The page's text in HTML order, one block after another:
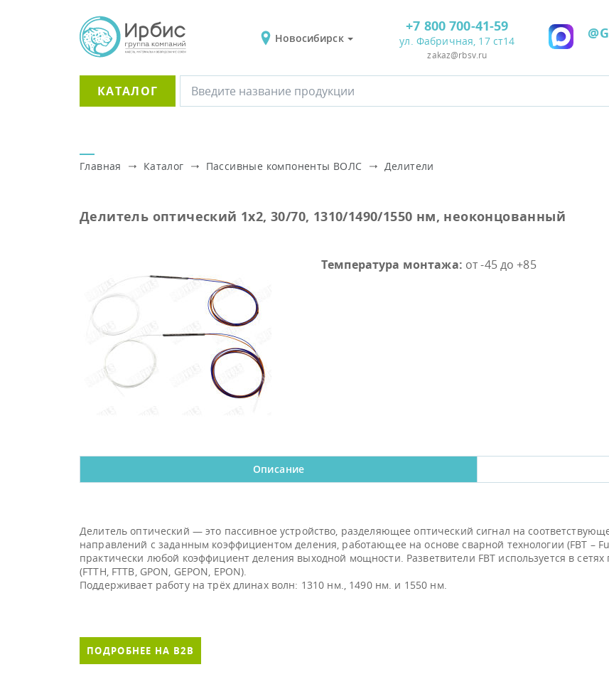
Новосибирск
+7 800 700-41-59
ул. Фабричная, 17 ст14
zakaz@rbsv.ru
КАТАЛОГ
Главная Каталог Пассивные компоненты ВОЛС Делители
Делитель оптический 1x2, 30/70, 1310/1490/1550 нм, неоконцованный
Температура монтажа: от -45 до +85
Описание
Делитель оптический — это пассивное устройство, разделяющее оптический сигнал на
направлений с заданным коэффициентом деления, работающее на основе сварной технологии (FBT –
практически любой коэффициент деления выходной мощности. Разветвители FBT используется в
(FTTH, FTTB, GPON, GEPON, EPON).
Поддерживает работу на трёх длинах волн: 1310 нм., 1490 нм. и 1550 нм.
ПОДРОБНЕЕ НА B2B